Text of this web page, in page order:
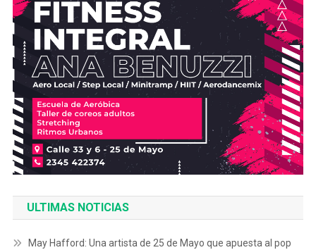
ULTIMAS NOTICIAS
May Hafford: Una artista de 25 de Mayo que apuesta al pop